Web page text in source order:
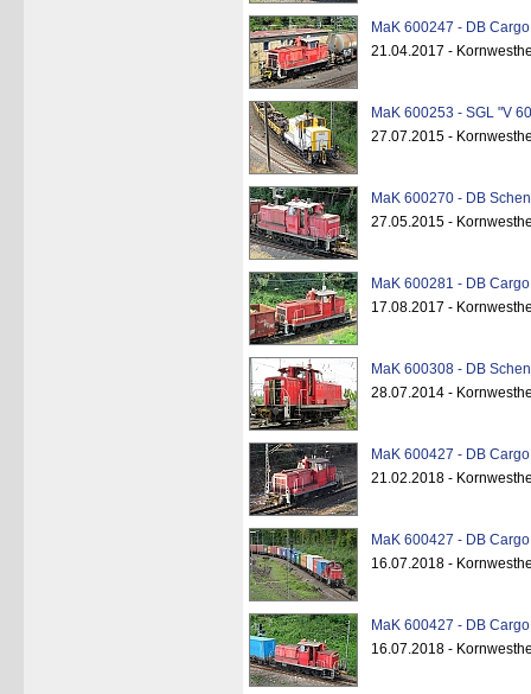
MaK 600247 - DB
21.04.2017 -
MaK 600253 - SGL "V
27.07.2015 -
MaK 600270 - DB
27.05.2015 -
MaK 600281 - DB
17.08.2017 -
MaK 600308 - DB
28.07.2014 -
MaK 600427 - DB
21.02.2018 -
MaK 600427 - DB
16.07.2018 -
MaK 600427 - DB
16.07.2018 -